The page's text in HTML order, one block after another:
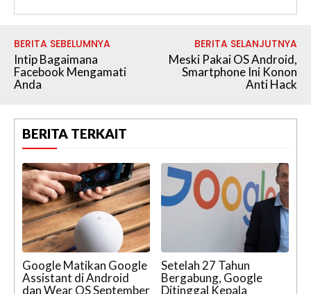
BERITA SEBELUMNYA
Intip Bagaimana
Facebook Mengamati
Anda
BERITA SELANJUTNYA
Meski Pakai OS Android,
Smartphone Ini Konon
Anti Hack
BERITA TERKAIT
Google Matikan Google
Assistant di Android
dan Wear OS September
Setelah 27 Tahun
Bergabung, Google
Ditinggal Kepala